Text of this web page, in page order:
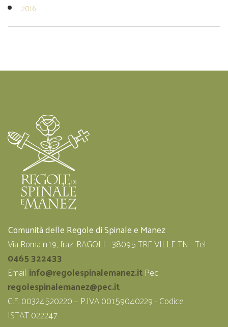
2016
Comunità delle Regole di Spinale e Manez
Via Roma n.19, fraz. RAGOLI - 38095 TRE VILLE TN - Tel
0465 322433
Email:info@regolespinalemanez.itPec:
regolespinalemanez@pec.it
C.F. 00324520220 – P.IVA 00159040229 - Codice
ISTAT 022247